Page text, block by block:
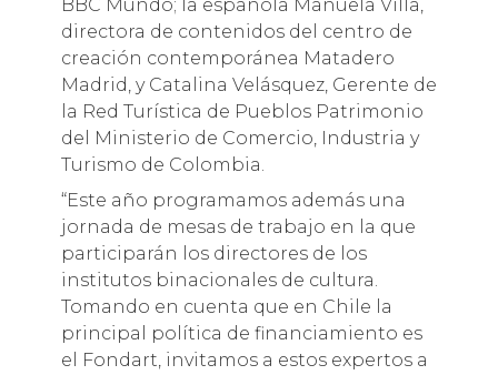
BBC Mundo; la española Manuela Villa,
directora de contenidos del centro de
creación contemporánea Matadero
Madrid, y Catalina Velásquez, Gerente de
la Red Turística de Pueblos Patrimonio
del Ministerio de Comercio, Industria y
Turismo de Colombia.
“Este año programamos además una
jornada de mesas de trabajo en la que
participarán los directores de los
institutos binacionales de cultura.
Tomando en cuenta que en Chile la
principal política de financiamiento es
el Fondart, invitamos a estos expertos a